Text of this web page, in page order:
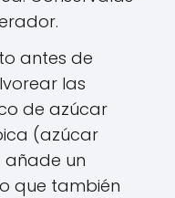
antes de
las
de azúcar
(azúcar
añade un
que también